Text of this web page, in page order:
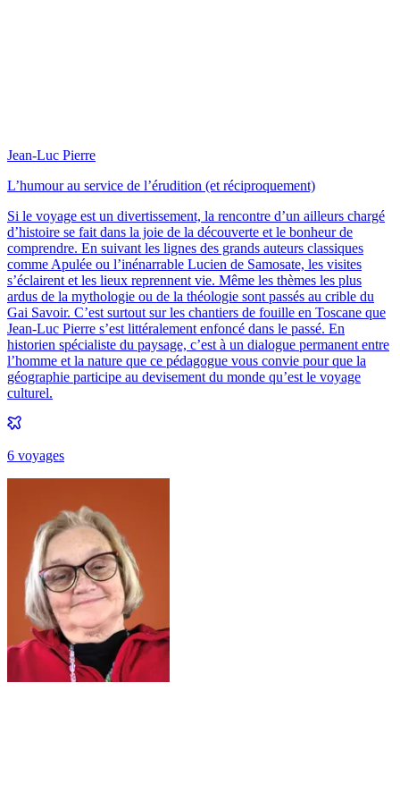
Jean-Luc Pierre
L’humour au service de l’érudition (et réciproquement)
Si le voyage est un divertissement, la rencontre d’un ailleurs chargé
d’histoire se fait dans la joie de la découverte et le bonheur de
comprendre. En suivant les lignes des grands auteurs classiques
comme Apulée ou l’inénarrable Lucien de Samosate, les visites
s’éclairent et les lieux reprennent vie. Même les thèmes les plus
ardus de la mythologie ou de la théologie sont passés au crible du
Gai Savoir. C’est surtout sur les chantiers de fouille en Toscane que
Jean-Luc Pierre s’est littéralement enfoncé dans le passé. En
historien spécialiste du paysage, c’est à un dialogue permanent entre
l’homme et la nature que ce pédagogue vous convie pour que la
géographie participe au devisement du monde qu’est le voyage
culturel.
6 voyages